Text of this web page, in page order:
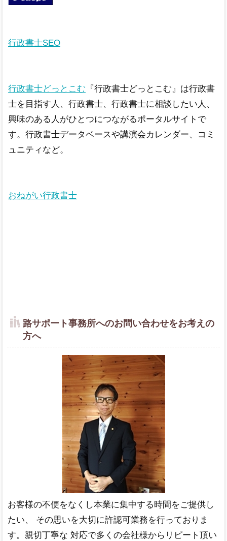
行政書士SEO
行政書士どっとこむ 『行政書士どっとこむ』は行政書
士を目指す人、行政書士、行政書士に相談したい人、
興味のある人がひとつにつながるポータルサイトで
す。行政書士データベースや講演会カレンダー、コミ
ュニティなど。
おねがい行政書士
路サポート事務所へのお問い合わせをお考えの
方へ
お客様の不便をなくし本業に集中する時間をご提供し
たい、 その思いを大切に許認可業務を行っておりま
す。親切丁寧な 対応で多くの会社様からリピート頂い